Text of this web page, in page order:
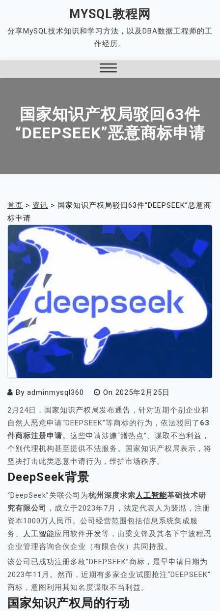
content
MYSQL教程网
分享MySQL技术知识和学习方法，以及DBA数据工程师的工
作经历。
国家知识产权局驳回63件
“DEEPSEEK”恶意商标申请
首页 > 资讯 > 国家知识产权局驳回63件“DEEPSEEK”恶意商
标申请
By adminmysql360 On 2025年2月25日
2月24日，国家知识产权局发布通告，针对近期个别企业和
自然人恶意申请“DEEPSEEK”等商标的行为，依法驳回了 63
件商标注册申请。这些申请涉嫌“蹭热点”、谋取不当利益，
个别代理机构甚至提供不法服务。国家知识产权局表示，将
坚决打击此类恶意申请行为，维护市场秩序。
DeepSeek背景
“DeepSeek”关联公司为杭州深度求索人工智能基础技术研
究有限公司 ，成立于2023年7月，法定代表人为裴湉，注册
资本1000万人民币。公司经营范围包括信息系统集成服
务、
人工智能应用软件开发等，由梁文锋及其名下宁波程恩
企业管理咨询合伙企业（有限合伙）共同持股。
该公司已成功注册多枚“DEEPSEEK”商标，最早申请日期为
2023年11月。然而，近期有多家企业试图抢注“DEEPSEEK”
商标，意图利用其知名度谋取不当利益。
国家知识产权局的行动